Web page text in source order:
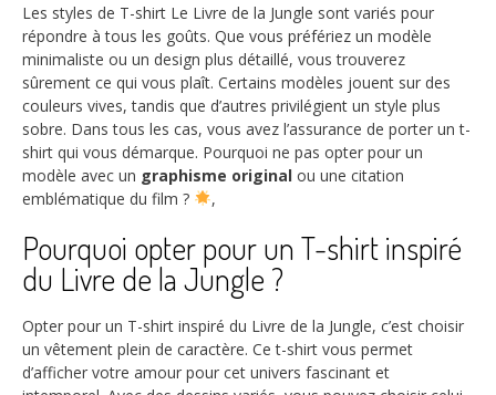
Les styles de T-shirt Le Livre de la Jungle sont variés pour
répondre à tous les goûts. Que vous préfériez un modèle
minimaliste ou un design plus détaillé, vous trouverez
sûrement ce qui vous plaît. Certains modèles jouent sur des
couleurs vives, tandis que d’autres privilégient un style plus
sobre. Dans tous les cas, vous avez l’assurance de porter un t-
shirt qui vous démarque. Pourquoi ne pas opter pour un
modèle avec un graphisme original ou une citation
emblématique du film ?
,
Pourquoi opter pour un T-shirt inspiré
du Livre de la Jungle ?
Opter pour un T-shirt inspiré du Livre de la Jungle, c’est choisir
un vêtement plein de caractère. Ce t-shirt vous permet
d’afficher votre amour pour cet univers fascinant et